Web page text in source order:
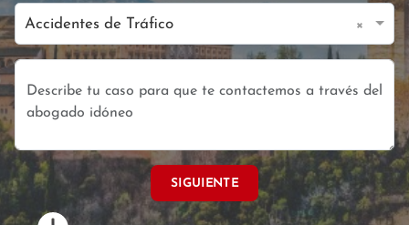
Accidentes de Tráfico ×
SIGUIENTE